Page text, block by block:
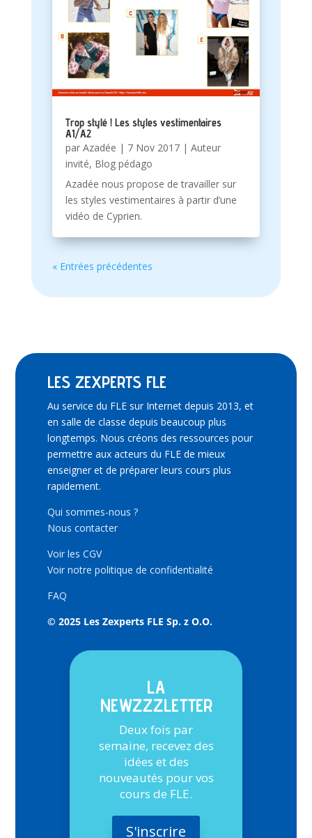
Trop stylé ! Les styles vestimentaires
A1/A2
par Azadée | 7 Nov 2017| Auteur
invité, Blog pédago
Azadée nous propose de travailler sur
les styles vestimentaires à partir d’une
vidéo de Cyprien.
« Entrées précédentes
LES ZEXPERTS FLE
Au service du FLE sur Internet depuis 2013, et
en salle de classe depuis beaucoup plus
longtemps. Nous créons des ressources pour
permettre aux acteurs du FLE de mieux
enseigner et de préparer leurs cours plus
rapidement.
Qui sommes-nous ?
Nous contacter
Voir les CGV
Voir notre politique de confidentialité
FAQ
© 2025 Les Zexperts FLE Sp. z O.O.
LA
NEWZZZLETTER
Deux fois par
semaine, recevez des
idées et des
nouveautés pour vos
cours de FLE.
S'inscrire